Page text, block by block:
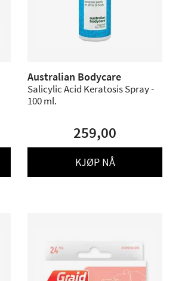
Australian Bodycare
Salicylic Acid Keratosis Spray -
100 ml.
259,00
KJØP NÅ